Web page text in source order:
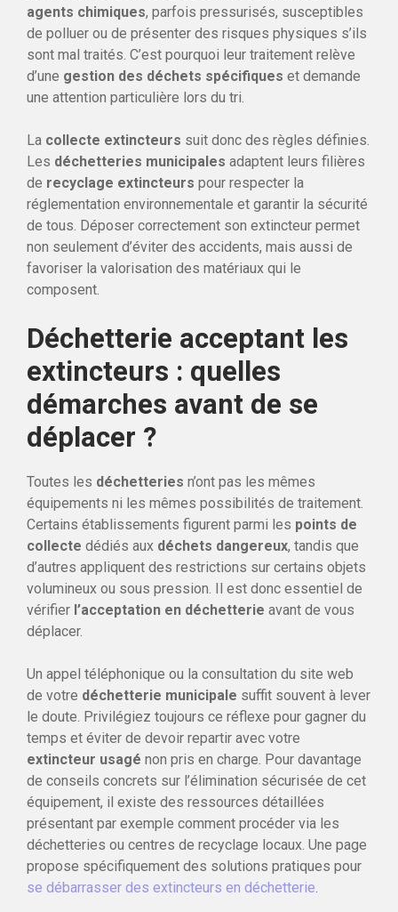
agents chimiques, parfois pressurisés, susceptibles
de polluer ou de présenter des risques physiques s’ils
sont mal traités. C’est pourquoi leur traitement relève
d’une gestion des déchets spécifiques et demande
une attention particulière lors du tri.
La collecte extincteurs suit donc des règles définies.
Les déchetteries municipales adaptent leurs filières
de recyclage extincteurs pour respecter la
réglementation environnementale et garantir la sécurité
de tous. Déposer correctement son extincteur permet
non seulement d’éviter des accidents, mais aussi de
favoriser la valorisation des matériaux qui le
composent.
Déchetterie acceptant les
extincteurs : quelles
démarches avant de se
déplacer ?
Toutes les déchetteries n’ont pas les mêmes
équipements ni les mêmes possibilités de traitement.
Certains établissements figurent parmi les points de
collecte dédiés aux déchets dangereux, tandis que
d’autres appliquent des restrictions sur certains objets
volumineux ou sous pression. Il est donc essentiel de
vérifier l’acceptation en déchetterie avant de vous
déplacer.
Un appel téléphonique ou la consultation du site web
de votre déchetterie municipale suffit souvent à lever
le doute. Privilégiez toujours ce réflexe pour gagner du
temps et éviter de devoir repartir avec votre
extincteur usagé non pris en charge. Pour davantage
de conseils concrets sur l’élimination sécurisée de cet
équipement, il existe des ressources détaillées
présentant par exemple comment procéder via les
déchetteries ou centres de recyclage locaux. Une page
propose spécifiquement des solutions pratiques pour
se débarrasser des extincteurs en déchetterie.